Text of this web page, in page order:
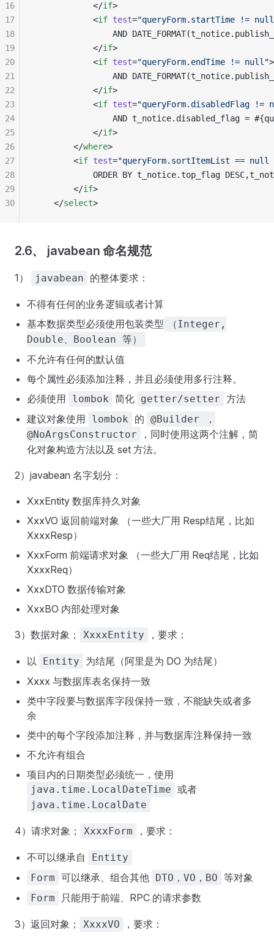
            </
if>
            <
if test="queryForm.startTime != null
AND
            </
if>
            <
if test="queryForm.endTime != null ">
AND
            </
if>
            <
if test="queryForm.disabledFlag !=
AND t_notice.disabled_flag =
            </
if>
        </
where>
        <
if test="queryForm.sortItemList ==
ORDER BY t_notice.top_flag
        </
if>
    </
select>
16
17
18
19
20
21
22
23
24
25
26
27
28
29
30
2.6、 javabean 命名规范
1） javabean 的整体要求：
不得有任何的业务逻辑或者计算
基本数据类型必须使用包装类型
（Integer,
Double、Boolean 等）
不允许有任何的默认值
每个属性必须添加注释，并且必须使用多行注释。
必须使用
lombok 简化 getter/setter 方法
建议对象使用
lombok 的 @Builder ，
@NoArgsConstructor
，同时使用这两个注解，简
化对象构造方法以及 set 方法。
2）javabean 名字划分：
XxxEntity 数据库持久对象
XxxVO 返回前端对象 （一些大厂用 Resp结尾，比如
XxxxResp）
XxxForm 前端请求对象 （一些大厂用 Req结尾，比如
XxxxReq）
XxxDTO 数据传输对象
XxxBO 内部处理对象
3）数据对象； XxxxEntity ，要求：
以 Entity
为结尾（阿里是为 DO 为结尾）
Xxxx 与数据库表名保持一致
类中字段要与数据库字段保持一致，不能缺失或者多
余
类中的每个字段添加注释，并与数据库注释保持一致
不允许有组合
项目内的日期类型必须统一，使用
java.time.LocalDateTime 或者
java.time.LocalDate
4）请求对象； XxxxForm ，要求：
不可以继承自
Entity
Form 可以继承、组合其他 DTO，VO，BO 等对象
Form 只能用于前端、RPC 的请求参数
3）返回对象； XxxxVO ，要求：